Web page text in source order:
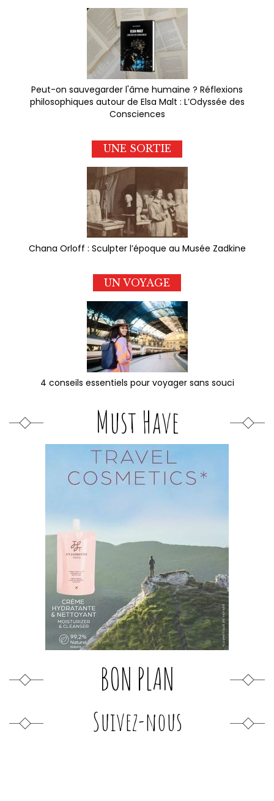
Peut-on sauvegarder l'âme humaine ? Réflexions
philosophiques autour de Elsa Malt : L’Odyssée des
Consciences
UNE SORTIE
Chana Orloff : Sculpter l’époque au Musée Zadkine
UN VOYAGE
4 conseils essentiels pour voyager sans souci
Must Have
BON PLAN
Suivez-nous